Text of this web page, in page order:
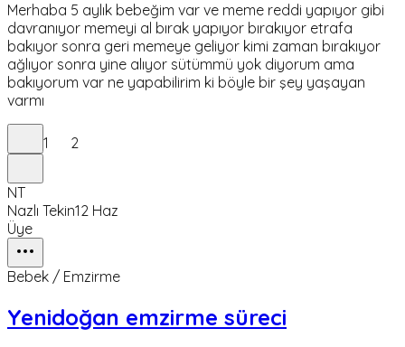
Merhaba 5 aylık bebeğim var ve meme reddi yapıyor gibi
davranıyor memeyi al bırak yapıyor bırakıyor etrafa
bakıyor sonra geri memeye geliyor kimi zaman bırakıyor
ağlıyor sonra yine alıyor sütümmü yok diyorum ama
bakıyorum var ne yapabilirim ki böyle bir şey yaşayan
varmı
1 2
NT
Nazlı Tekin12 Haz
Üye
Bebek / Emzirme
Yenidoğan emzirme süreci